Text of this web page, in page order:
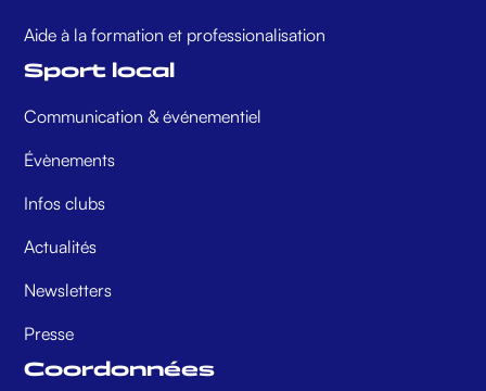
Aide à la formation et professionalisation
Sport local
Communication & événementiel
Évènements
Infos clubs
Actualités
Newsletters
Presse
Coordonnées